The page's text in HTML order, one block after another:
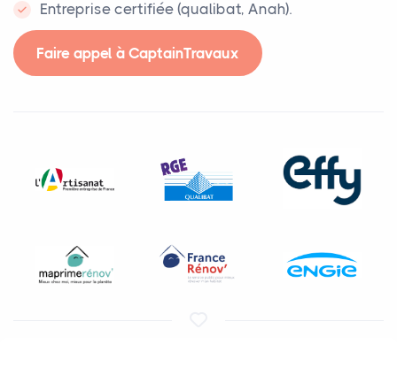
Entreprise certifiée (qualibat, Anah).
Faire appel à CaptainTravaux